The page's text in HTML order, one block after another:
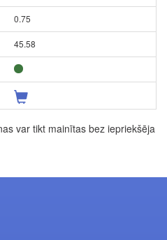
0.75
45.58
var tikt mainītas bez iepriekšēja